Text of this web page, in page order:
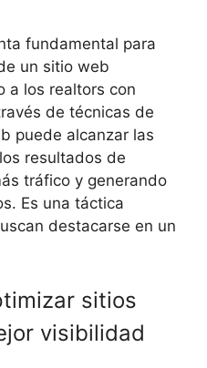
fundamental para
un sitio web
a los realtors con
de técnicas de
puede alcanzar las
resultados de
tráfico y generando
Es una táctica
destacarse en un
sitios
visibilidad